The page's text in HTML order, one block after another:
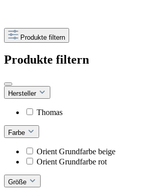
Produkte filtern
Produkte filtern
Hersteller
Thomas
Farbe
Orient Grundfarbe beige
Orient Grundfarbe rot
Größe